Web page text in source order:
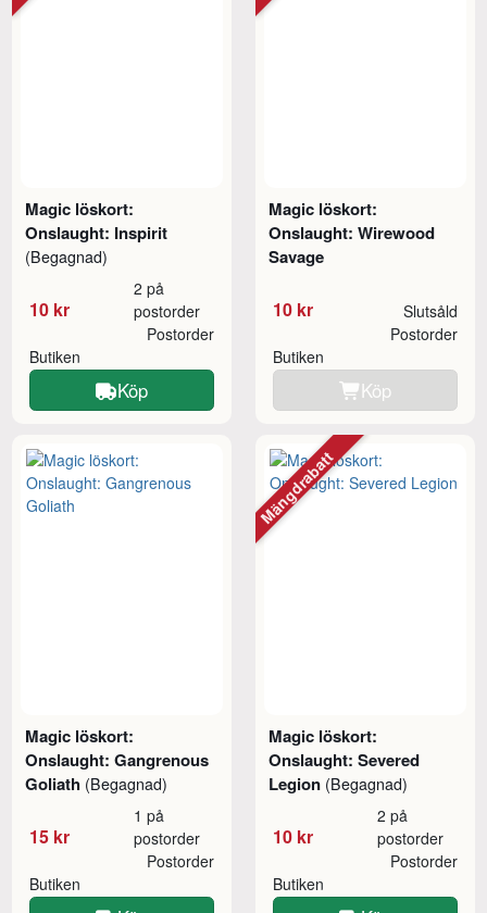
Magic löskort:
Onslaught: Inspirit
(Begagnad)
10 kr
2 på
postorder
Butiken
Postorder
Köp
Magic löskort:
Onslaught: Wirewood
Savage
10 kr Slutsåld
Butiken
Postorder
Köp
Magic löskort:
Onslaught: Gangrenous
Goliath (Begagnad)
15 kr
1 på
postorder
Butiken
Postorder
Magic löskort:
Onslaught: Severed
Legion (Begagnad)
10 kr
2 på
postorder
Butiken
Postorder
Mängdrabatt